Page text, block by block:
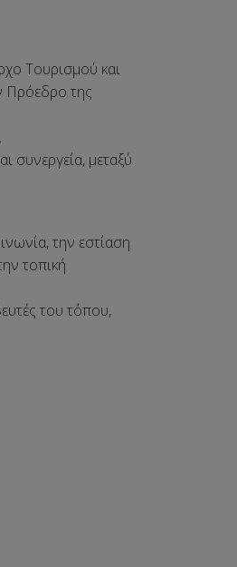
Τουρισμού και
Πρόεδρο της
συνεργεία, μεταξύ
την εστίαση
τοπική
του τόπου,